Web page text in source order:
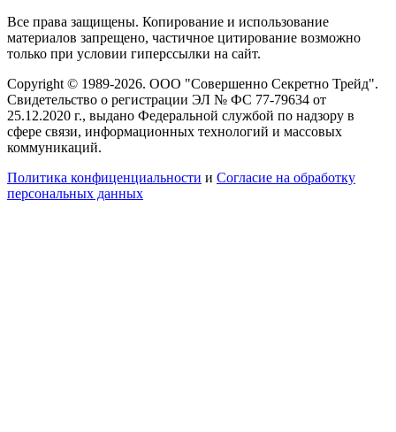
Все права защищены. Копирование и использование
материалов запрещено, частичное цитирование возможно
только при условии гиперссылки на сайт.
Copyright © 1989-2026. ООО "Совершенно Секретно Трейд".
Свидетельство о регистрации ЭЛ № ФС 77-79634 от
25.12.2020 г., выдано Федеральной службой по надзору в
сфере связи, информационных технологий и массовых
коммуникаций.
Политика конфиценциальности и Согласие на обработку
персональных данных